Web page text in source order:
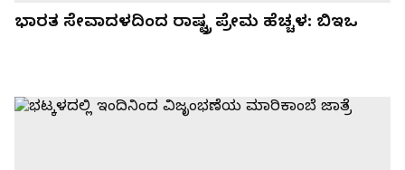
ಭಾರತ ಸೇವಾದಳದಿಂದ ರಾಷ್ಟ್ರ ಪ್ರೇಮ ಹೆಚ್ಚಳ: ಬಿಇಒ